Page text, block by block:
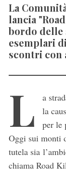
La
lancia
bordo delle
esemplari
scontri con
L
a
la
per le
Oggi sui monti
tutela sia
chiama Road